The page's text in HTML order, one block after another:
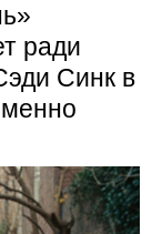
ради
Синк в